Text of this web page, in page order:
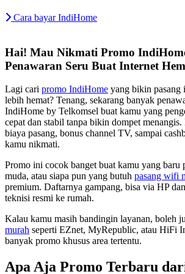
Cara bayar IndiHome
Hai! Mau Nikmati Promo
Penawaran Seru Buat Internet
Lagi cari promo IndiHome yang bikin pasang
lebih hemat? Tenang, sekarang banyak
IndiHome by Telkomsel buat kamu yang
cepat dan stabil tanpa bikin dompet
biaya pasang, bonus channel TV, sampai
kamu nikmati.
Promo ini cocok banget buat kamu yang baru
muda, atau siapa pun yang butuh pasang wifi
premium. Daftarnya gampang, bisa via HP
teknisi resmi ke rumah.
Kalau kamu masih bandingin layanan, boleh
murah seperti EZnet, MyRepublic, atau HiFi
banyak promo khusus area tertentu.
Apa Aja Promo Terbaru